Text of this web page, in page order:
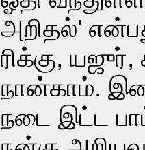
அறிதல்'
ரிக்கு,
நான்காம்.
நடை இட்ட